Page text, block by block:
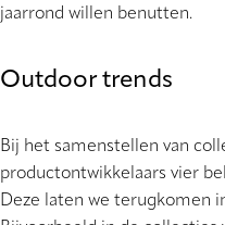
jaarrond willen benutten.
Outdoor trends
Bij het samenstellen van
productontwikkelaars vier
Deze laten we terugkomen